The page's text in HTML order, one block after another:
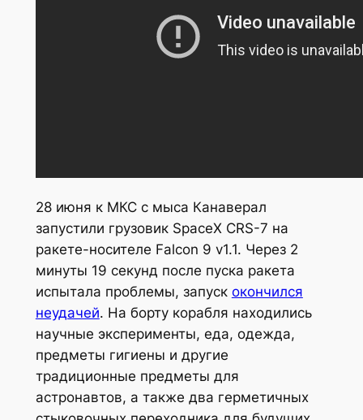
28 июня к МКС с мыса Канаверал
запустили грузовик SpaceX CRS-7 на
ракете-носителе Falcon 9 v1.1. Через 2
минуты 19 секунд после пуска ракета
испытала проблемы, запуск окончился
неудачей. На борту корабля находились
научные эксперименты, еда, одежда,
предметы гигиены и другие
традиционные предметы для
астронавтов, а также два герметичных